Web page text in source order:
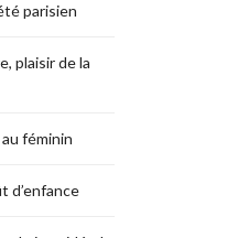
parisien
plaisir de la
féminin
d’enfance